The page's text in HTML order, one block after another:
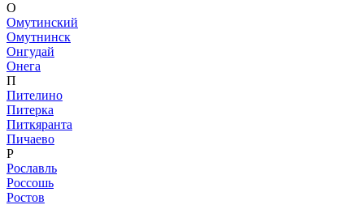
О
Омутинский
Омутнинск
Онгудай
Онега
П
Пителино
Питерка
Питкяранта
Пичаево
Р
Рославль
Россошь
Ростов